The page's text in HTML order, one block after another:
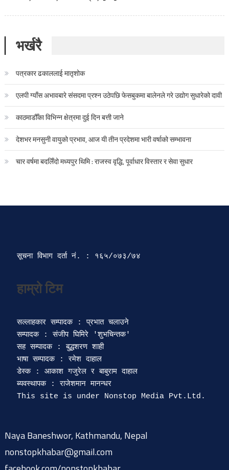
भर्खरै
पत्रकार ढकाललाई मातृशोक
एलपी ग्याँस अभावबारे संसदमा प्रश्न उठेपछि फेसबुकमा बालेनले गरे उद्योग सुधारेको दावी
काठमाडौँका विभिन्न क्षेत्रमा दुई दिन बत्ती जाने
देशभर मनसुनी वायुको प्रभाव, आज यी तीन प्रदेशमा भारी वर्षाको सम्भावना
चार वर्षमा बदलिँदो मध्यपुर थिमि : राजस्व वृद्धि, पूर्वाधार विस्तार र सेवा सुधार
सूचना विभाग दर्ता‍ नं. : १६५/०७३/७४
हाम्रो टिम
सल्लाहकार सम्पादक : प्रभात चलाउने
सम्पादक : संजीप घिमिरे 'शुभचिन्तक'
सह सम्पादक : बुद्धशरण शाही
भाषा सम्पादक : रमेश दाहाल
डेस्क : आकाश गजुरेल र बाबुराम दाहाल
ब्यवस्थापक : राजेशमान मानन्धर
Naya Baneshwor, Kathmandu, Nepal
nonstopkhabar@gmail.com